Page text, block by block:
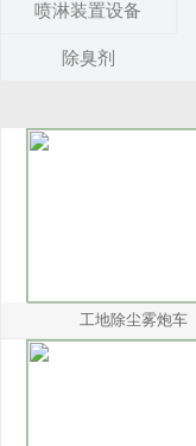
喷淋装置设备
除臭剂
工地除尘雾炮车